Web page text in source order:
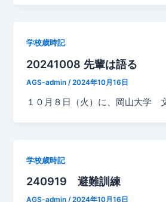
学校歳時記
20241008 先輩は語る
AGS-admin/2024年10月16日
１０月８日（火）に、岡山大学
学校歳時記
240919 避難訓練
AGS-admin/2024年10月16日